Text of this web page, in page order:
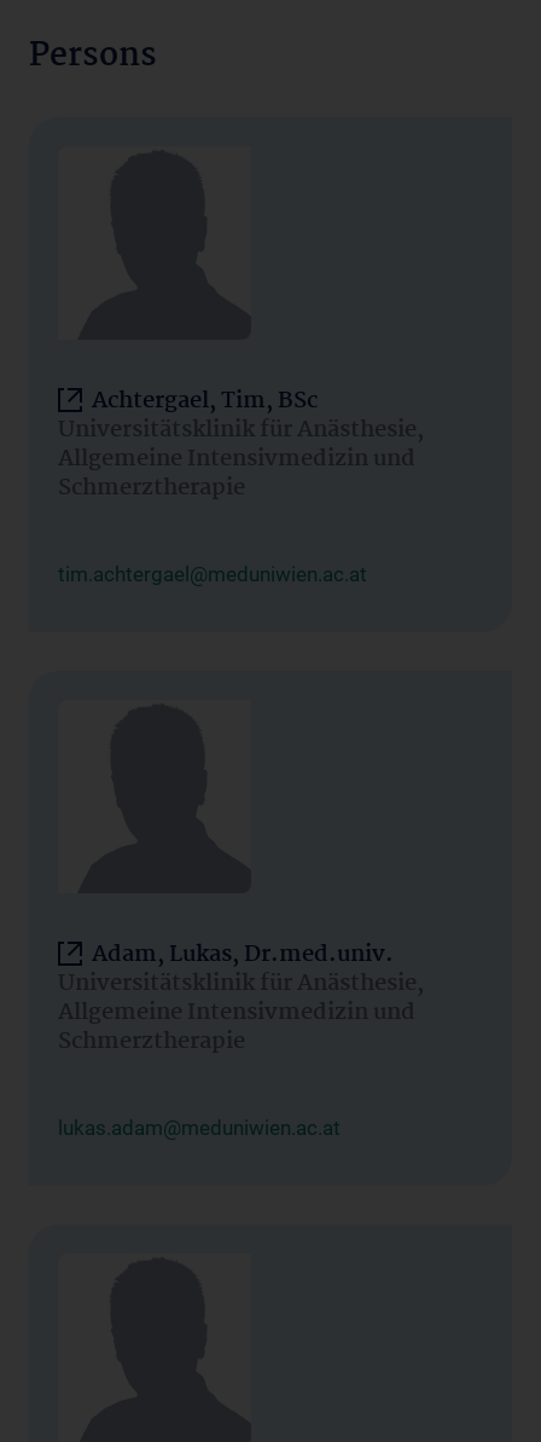
Persons
Achtergael, Tim, BSc
Universitätsklinik für Anästhesie,
Allgemeine Intensivmedizin und
Schmerztherapie
tim.achtergael@meduniwien.ac.at
Adam, Lukas, Dr.med.univ.
Universitätsklinik für Anästhesie,
Allgemeine Intensivmedizin und
Schmerztherapie
lukas.adam@meduniwien.ac.at